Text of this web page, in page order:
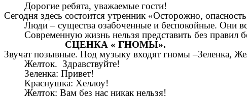
Дорогие ребята, уважаемые гости!
Сегодня здесь состоится утренник «Осторожно,
Люди – существа озабоченные и беспокойные. Они все
Современную жизнь нельзя представить без правил
СЦЕНКА « ГНОМЫ».
Звучат позывные. Под музыку входят гномы –Зеленка,
Желток. Здравствуйте!
Зеленка: Привет!
Краснушка: Хеллоу!
Желток: Вам без нас никак нельзя!